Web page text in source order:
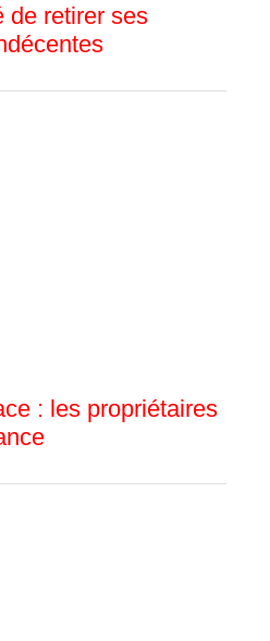
de retirer ses
: les propriétaires